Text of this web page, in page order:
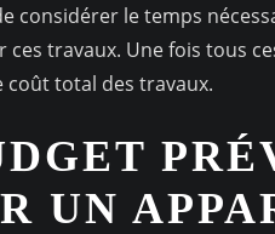
considérer le temps
travaux. Une fois tous
coût total des travaux.
UN